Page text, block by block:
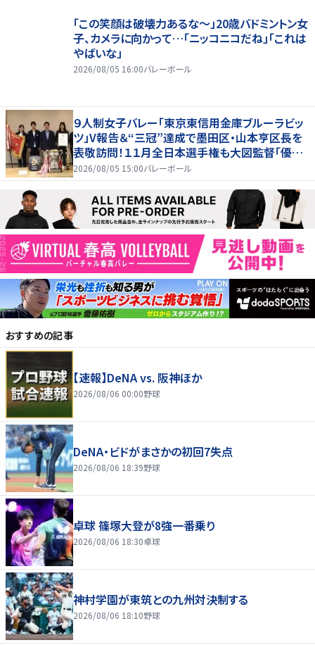
「この笑顔は破壊力あるな〜」20歳バドミントン女
子、カメラに向かって…「ニッコニコだね」「これは
やばいな」
2026/08/05 16:00バレーボール
９人制女子バレー「東京東信用金庫ブルーラビッ
ツ」V報告＆“三冠”達成で墨田区・山本亨区長を
表敬訪問！１１月全日本選手権も大図監督「優勝
を目指していきたい」
2026/08/05 15:00バレーボール
おすすめの記事
【速報】DeNA vs. 阪神ほか
2026/08/06 00:00野球
DeNA・ビドがまさかの初回7失点
2026/08/06 18:39野球
卓球 篠塚大登が8強一番乗り
2026/08/06 18:30卓球
神村学園が東筑との九州対決制する
2026/08/06 18:10野球